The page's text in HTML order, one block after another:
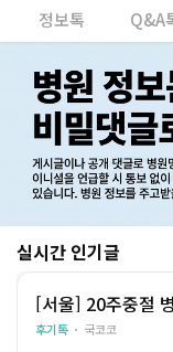
정보톡 Q&A
실시간 인기글
[서울] 20주중절
고 느꼈어요
후기톡 국코코